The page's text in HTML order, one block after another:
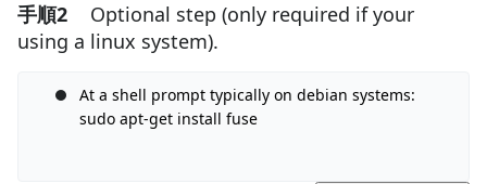
コメントを追加
手順2
Optional step (only required if your
using a linux system).
At a shell prompt typically on debian systems:
sudo apt-get install fuse